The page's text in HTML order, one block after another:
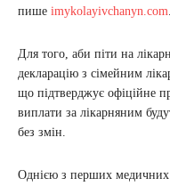
пише imykolayivchanyn.com.
Для того, аби піти на
декларацію з сімейним
що підтверджує офіційне
виплати за лікарняним
без змін.
Однією з перших медичних